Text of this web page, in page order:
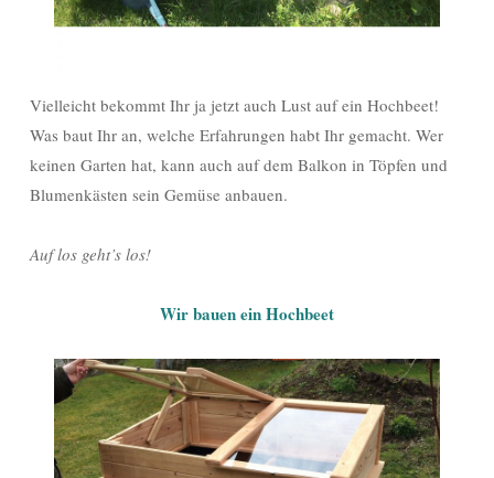
Vielleicht bekommt Ihr ja jetzt auch Lust auf ein Hochbeet!
Was baut Ihr an, welche Erfahrungen habt Ihr gemacht. Wer
keinen Garten hat, kann auch auf dem Balkon in Töpfen und
Blumenkästen sein Gemüse anbauen.
Auf los geht’s los!
Wir bauen ein Hochbeet